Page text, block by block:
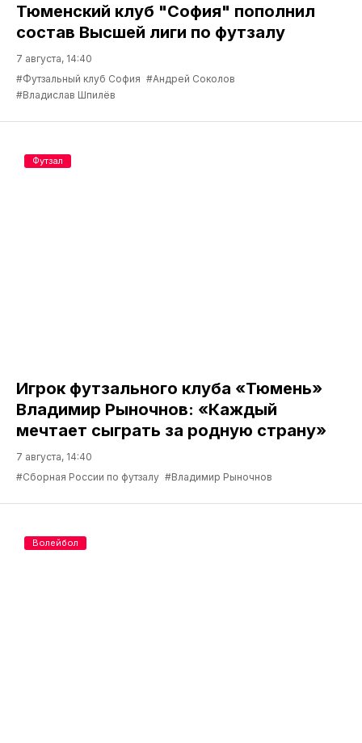
Тюменский клуб "София" пополнил
состав Высшей лиги по футзалу
7 августа, 14:40
#Футзальный клуб София #Андрей Соколов
#Владислав Шпилёв
Игрок футзального клуба «Тюмень»
Владимир Рыночнов: «Каждый
мечтает сыграть за родную страну»
7 августа, 14:40
#Сборная России по футзалу #Владимир Рыночнов
Футзал
Волейбол